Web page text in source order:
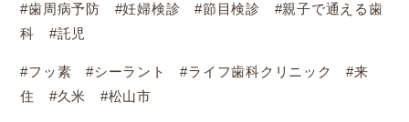
#歯周病予防 #妊婦検診 #節目検診 #親子で通える歯
科 #託児
#フッ素 #シーラント #ライフ歯科クリニック #来
住 #久米 #松山市